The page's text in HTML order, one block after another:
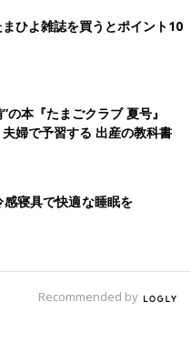
ひよ雑誌を買うとポイント10
の本『たまごクラブ 夏号』
夫婦で予習する 出産の教科書
感寝具で快適な睡眠を
Recommended by